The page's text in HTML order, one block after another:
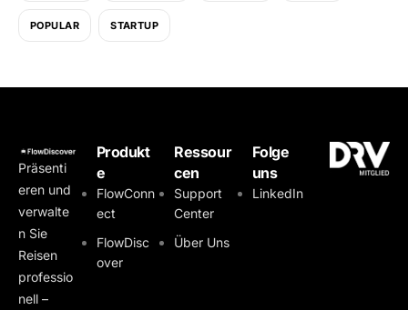
POPULAR STARTUP
Präsenti
eren und
verwalte
n Sie
Reisen
professio
nell –
Produkt
e
FlowConn
ect
FlowDisc
over
Ressour
cen
Support
Center
Über Uns
Folge
uns
LinkedIn